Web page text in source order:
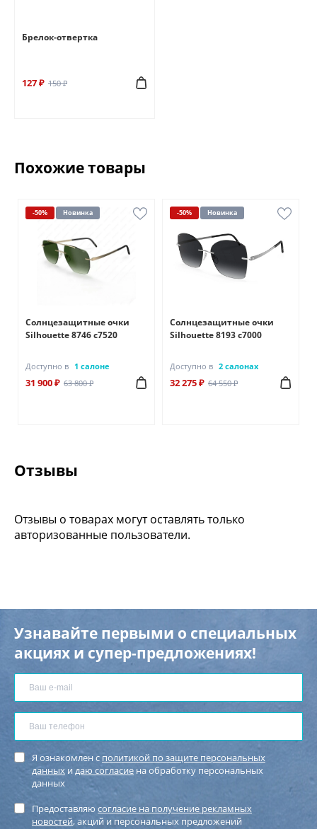
Брелок-отвертка
127 ₽ 150 ₽
Похожие товары
-50% Новинка
Солнцезащитные очки
Silhouette 8746 с7520
Доступно в 1 салоне
31 900 ₽ 63 800 ₽
-50% Новинка
Солнцезащитные очки
Silhouette 8193 с7000
Доступно в 2 салонах
32 275 ₽ 64 550 ₽
Отзывы
Отзывы о товарах могут оставлять только
авторизованные пользователи.
Узнавайте первыми о специальных
акциях и супер-предложениях!
Я ознакомлен с политикой по защите персональных
данных идаю согласие на обработку персональных
данных
Предоставляю согласие на получение рекламных
новостей, акций и персональных предложений